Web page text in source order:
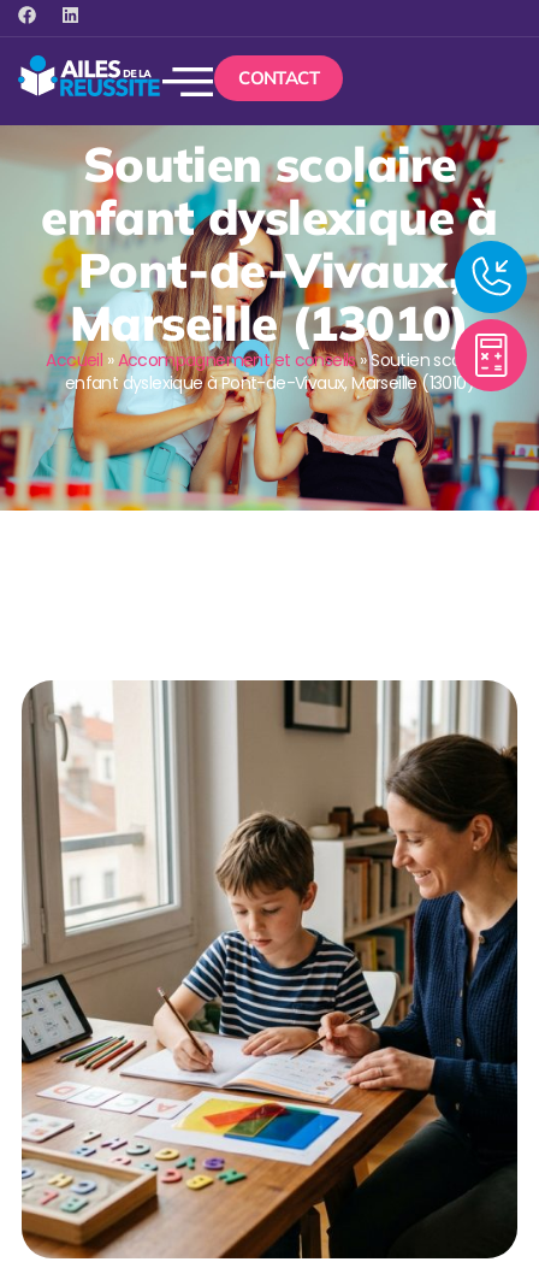
CONTACT
Soutien scolaire
enfant dyslexique à
Pont-de-Vivaux,
Marseille (13010)
Accueil »Accompagnement et conseils»Soutien scolaire
enfant dyslexique à Pont-de-Vivaux, Marseille (13010)